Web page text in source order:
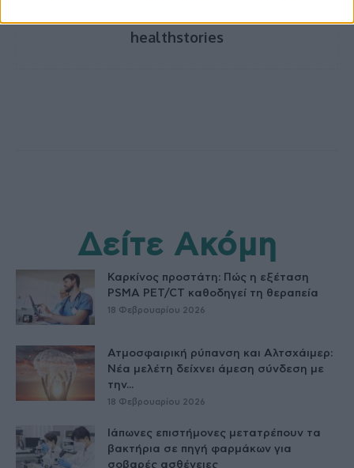
healthstories
Δείτε Ακόμη
Καρκίνος προστάτη: Πώς η εξέταση
PSMA PET/CT καθοδηγεί τη θεραπεία
18 Φεβρουαρίου 2026
Ατμοσφαιρική ρύπανση και Αλτσχάιμερ:
Νέα μελέτη δείχνει άμεση σύνδεση με
την...
18 Φεβρουαρίου 2026
Ιάπωνες επιστήμονες μετατρέπουν τα
βακτήρια σε πηγή φαρμάκων για
σοβαρές ασθένειες